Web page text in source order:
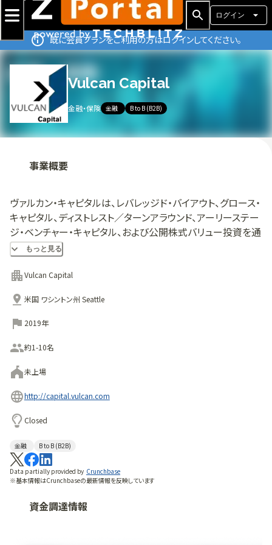
ログイン
既に会員プランをご利用の方はログインしてください。
Vulcan Capital
金融・保険 金融 B to B (B2B)
事業概要
ヴァルカン・キャピタルは、レバレッジド・バイアウト、グロース・
キャピタル、ディストレスト／ターンアラウンド、アーリーステー
ジ・ベンチャー・キャピタル、および公開株式バリュー投資を通
じて、企業発展のあらゆる段階に投資を行っている。ヴァルカ
ン・キャピタルのポートフォリオは、メディア・通信、エネルギ
ー・天然資源、金融・情報サービス、テクノロジー、ライフ・サイ
エンスなど、さまざまな業界セクターに及んでいる。バルカン・
キャピタルは、マイクロソフトの共同設立者であるポール・G・
アレンが設立したバルカン社のプライベート投資グループで
ある。
もっと見る
Vulcan Capital
米国 ワシントン州 Seattle
2019年
約1-10名
未上場
http://capital.vulcan.com
Closed
金融 B to B (B2B)
Data partially provided by Crunchbase
※基本情報はCrunchbaseの最新情報を反映しています
資金調達情報